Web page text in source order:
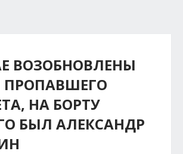
ВОЗОБНОВЛЕНЫ
НА БОРТУ
БЫЛ АЛЕКСАНДР